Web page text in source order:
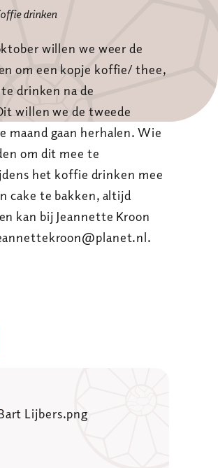
drinken
willen we weer de
om een kopje koffie/ thee,
drinken na de
willen we de tweede
maand gaan herhalen. Wie
om dit mee te
het koffie drinken mee
cake te bakken, altijd
kan bij Jeannette Kroon